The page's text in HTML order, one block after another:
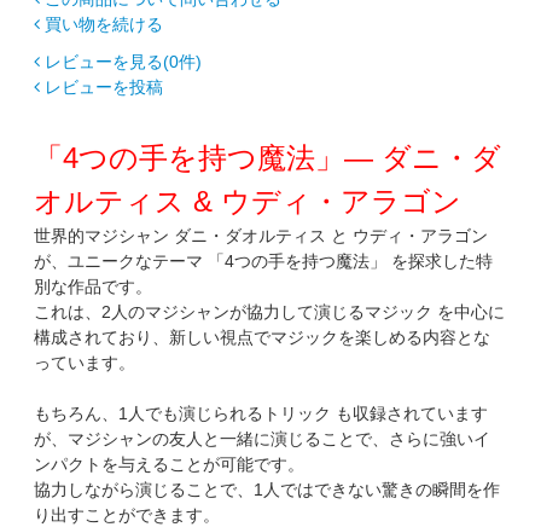
買い物を続ける
レビューを見る(0件)
レビューを投稿
「4つの手を持つ魔法」— ダニ・ダ
オルティス & ウディ・アラゴン
世界的マジシャン ダニ・ダオルティス と ウディ・アラゴン
が、ユニークなテーマ 「4つの手を持つ魔法」 を探求した特
別な作品です。
これは、2人のマジシャンが協力して演じるマジック を中心に
構成されており、新しい視点でマジックを楽しめる内容とな
っています。
もちろん、1人でも演じられるトリック も収録されています
が、マジシャンの友人と一緒に演じることで、さらに強いイ
ンパクトを与えることが可能です。
協力しながら演じることで、1人ではできない驚きの瞬間を作
り出すことができます。